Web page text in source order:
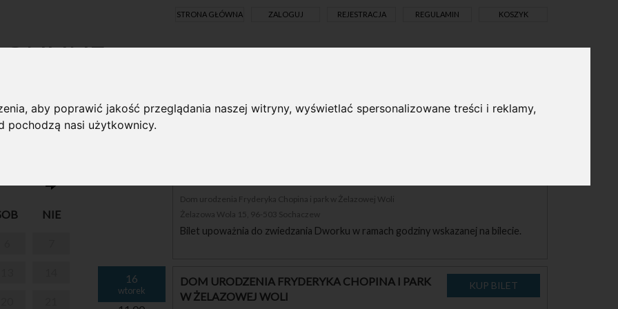
aby poprawić jakość przeglądania naszej witryny, wyświetlać spersonalizowane treści i reklamy,
pochodzą nasi użytkownicy.
STRONA GŁÓWNA ZALOGUJ REJESTRACJA REGULAMIN KOSZYK
PARK W
NIE
Dom urodzenia Fryderyka Chopina i park w Żelazowej Woli
Żelazowa Wola 15, 96-503 Sochaczew
Bilet upoważnia do zwiedzania Dworku w ramach godziny wskazanej na bilecie.
16
wtorek
DOM URODZENIA FRYDERYKA CHOPINA I PARK
W ŻELAZOWEJ WOLI